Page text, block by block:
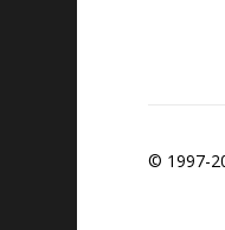
© 1997-